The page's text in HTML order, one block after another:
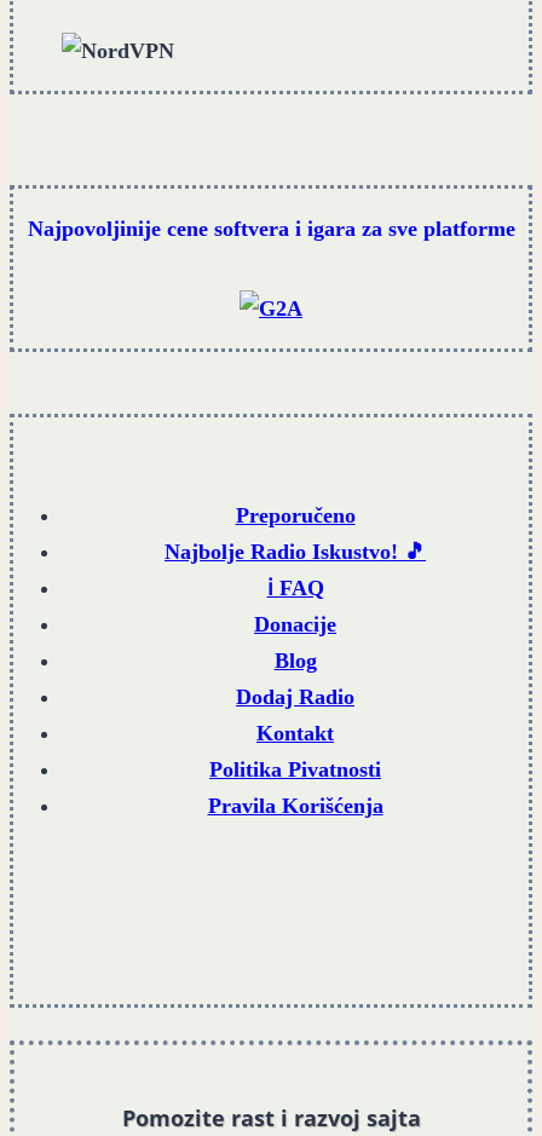
Najpovoljinije cene softvera i igara za sve platforme
Preporučeno
Najbolje Radio Iskustvo! 🎵
ℹ️ FAQ
Donacije
Blog
Dodaj Radio
Kontakt
Politika Pivatnosti
Pravila Korišćenja
Pomozite rast i razvoj sajta